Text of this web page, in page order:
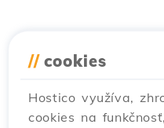
// cookies
Hostico využíva,
cookies na